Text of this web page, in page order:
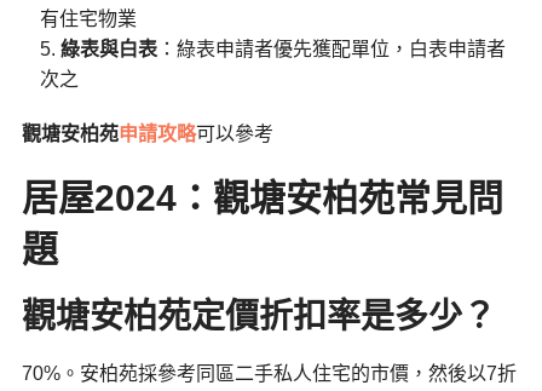
有住宅物業
綠表與白表：綠表申請者優先獲配單位，白表申請者
次之
觀塘安柏苑申請攻略可以參考
居屋2024：觀塘安柏苑常見問
題
觀塘安柏苑定價折扣率是多少？
70%。安柏苑採參考同區二手私人住宅的市價，然後以7折